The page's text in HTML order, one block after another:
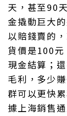
天，甚至90
金撬動巨大
以賠錢賣的
貨價是100元
現金結算；
毛利，多少
群可以更快
據上海銷售